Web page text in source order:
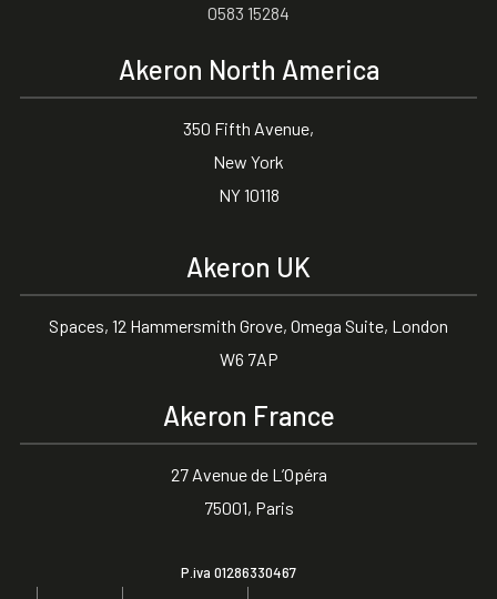
0583 15284
Akeron North America
350 Fifth Avenue,
New York
NY 10118
Akeron UK
Spaces, 12 Hammersmith Grove, Omega Suite, London
W6 7AP
Akeron France
27 Avenue de L’Opéra
75001, Paris
P.iva 01286330467